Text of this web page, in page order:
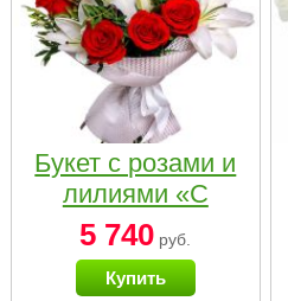
Букет с розами и
лилиями «С
наилучшими
пожеланиями»
5 740 руб.
Купить